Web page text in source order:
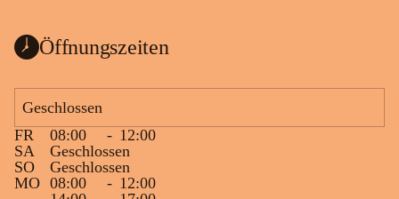
Öffnungszeiten
Geschlossen
FR
08:00 - 12:00
SA
Geschlossen
SO
Geschlossen
MO 08:00 - 12:00